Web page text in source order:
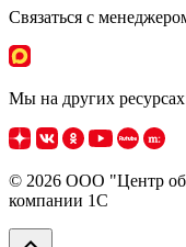
Связаться с
Мы на других
© 2026 ООО "Центр
компании 1C